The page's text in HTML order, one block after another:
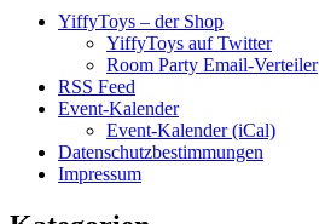
YiffyToys – der Shop
YiffyToys auf Twitter
Room Party Email-Verteiler
RSS Feed
Event-Kalender
Event-Kalender (iCal)
Datenschutzbestimmungen
Impressum